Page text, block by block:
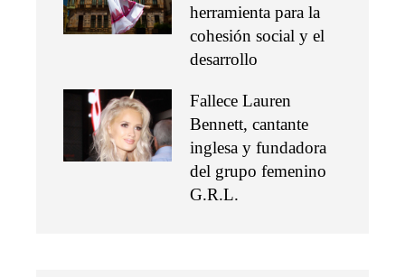
herramienta para la
cohesión social y el
desarrollo
Fallece Lauren
Bennett, cantante
inglesa y fundadora
del grupo femenino
G.R.L.